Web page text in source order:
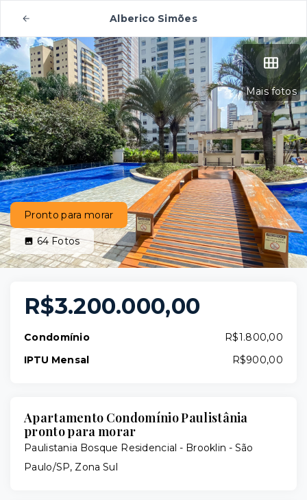
Alberico Simões
Mais fotos
Pronto para morar
64 Fotos
R$3.200.000,00
Condomínio
R$1.800,00
IPTU Mensal
R$900,00
Apartamento Condomínio Paulistânia
pronto para morar
Paulistania Bosque Residencial - Brooklin - São
Paulo/SP, Zona Sul